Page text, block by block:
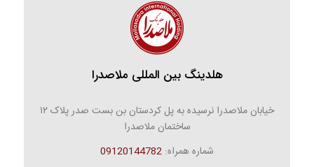
هلدینگ بین المللی ملاصدرا
خیابان ملاصدرا نرسیده به پل کردستان بن بست صدر پلاک ۱۲
ساختمان ملاصدرا
شماره همراه: 09120144782